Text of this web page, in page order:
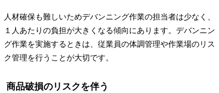
人材確保も難しいためデバンニング作業の担当者は少なく、
１人あたりの負担が大きくなる傾向にあります。デバンニン
グ作業を実施するときは、従業員の体調管理や作業場のリス
ク管理を行うことが大切です。
商品破損のリスクを伴う